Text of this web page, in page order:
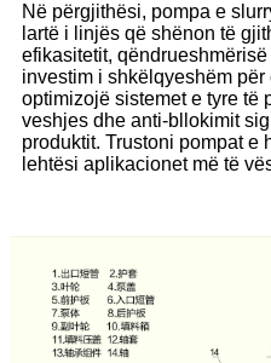
Në përgjithësi, pompa e
lartë i linjës që shënon të
efikasitetit,
investim i shkëlqyeshëm
optimizojë sistemet e tyre të
veshjes dhe anti-bllokimit
produktit. Trustoni pompat e
lehtësi aplikacionet më të